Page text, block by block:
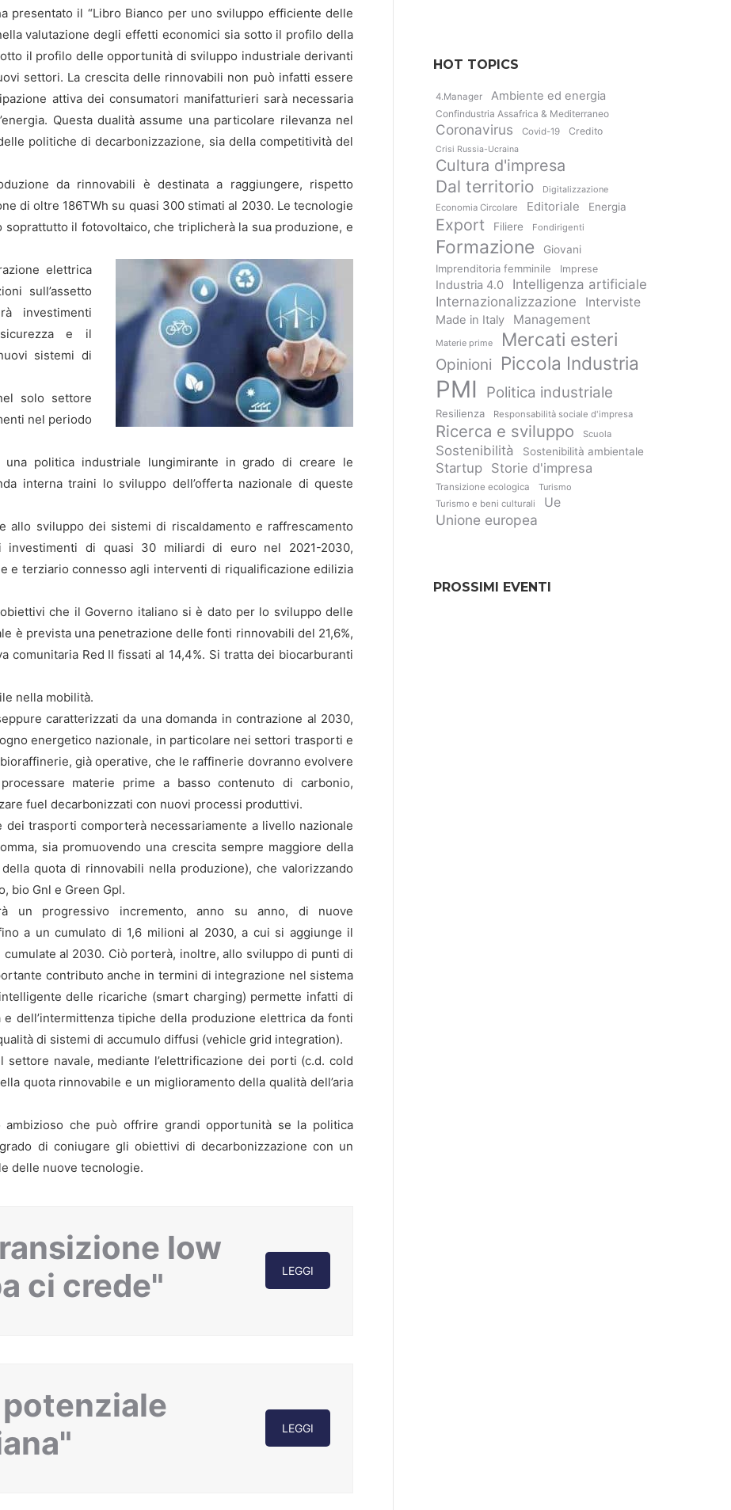
presentato il “Libro Bianco per uno sviluppo efficiente delle
valutazione degli effetti economici sia sotto il profilo della
il profilo delle opportunità di sviluppo industriale derivanti
settori. La crescita delle rinnovabili non può infatti essere
attiva dei consumatori manifatturieri sarà necessaria
Questa dualità assume una particolare rilevanza nel
politiche di decarbonizzazione, sia della competitività del
da rinnovabili è destinata a raggiungere, rispetto
di oltre 186TWh su quasi 300 stimati al 2030. Le tecnologie
il fotovoltaico, che triplicherà la sua produzione, e
elettrica
sull’assetto
investimenti
e il
sistemi di
solo settore
nel periodo
politica industriale lungimirante in grado di creare le
interna traini lo sviluppo dell’offerta nazionale di queste
allo sviluppo dei sistemi di riscaldamento e raffrescamento
investimenti di quasi 30 miliardi di euro nel 2021-2030,
e terziario connesso agli interventi di riqualificazione edilizia
che il Governo italiano si è dato per lo sviluppo delle
è prevista una penetrazione delle fonti rinnovabili del 21,6%,
comunitaria Red II fissati al 14,4%. Si tratta dei biocarburanti
nella mobilità.
caratterizzati da una domanda in contrazione al 2030,
energetico nazionale, in particolare nei settori trasporti e
già operative, che le raffinerie dovranno evolvere
materie prime a basso contenuto di carbonio,
fuel decarbonizzati con nuovi processi produttivi.
trasporti comporterà necessariamente a livello nazionale
sia promuovendo una crescita sempre maggiore della
quota di rinnovabili nella produzione), che valorizzando
bio Gnl e Green Gpl.
un progressivo incremento, anno su anno, di nuove
a un cumulato di 1,6 milioni al 2030, a cui si aggiunge il
al 2030. Ciò porterà, inoltre, allo sviluppo di punti di
contributo anche in termini di integrazione nel sistema
delle ricariche (smart charging) permette infatti di
dell’intermittenza tipiche della produzione elettrica da fonti
di sistemi di accumulo diffusi (vehicle grid integration).
navale, mediante l’elettrificazione dei porti (c.d. cold
quota rinnovabile e un miglioramento della qualità dell’aria
che può offrire grandi opportunità se la politica
di coniugare gli obiettivi di decarbonizzazione con un
delle nuove tecnologie.
low
ci crede"
LEGGI
LEGGI
HOT TOPICS
4.Manager Ambiente ed energia
Confindustria Assafrica & Mediterraneo
Coronavirus Covid-19 Credito
Crisi Russia-Ucraina
Cultura d'impresa
Dal territorio
Digitalizzazione
Economia Circolare
Editoriale Energia
Export Filiere Fondirigenti
Formazione
Giovani
Imprenditoria femminile
Imprese
Industria 4.0
Intelligenza artificiale
Internazionalizzazione
Interviste
Made in Italy Management
Materie prime Mercati esteri
Opinioni Piccola Industria
PMI Politica industriale
Resilienza Responsabilità sociale d'impresa
Ricerca e sviluppo Scuola
Sostenibilità Sostenibilità ambientale
Startup Storie d'impresa
Transizione ecologica
Turismo
Turismo e beni culturali
Ue
Unione europea
PROSSIMI EVENTI